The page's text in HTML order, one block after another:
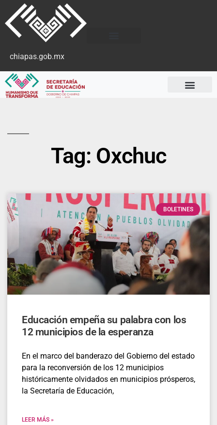
chiapas.gob.mx
Tag: Oxchuc
BOLETINES
Educación empeña su palabra con los
12 municipios de la esperanza
En el marco del banderazo del Gobierno del estado
para la reconversión de los 12 municipios
históricamente olvidados en municipios prósperos,
la Secretaría de Educación,
LEER MÁS »